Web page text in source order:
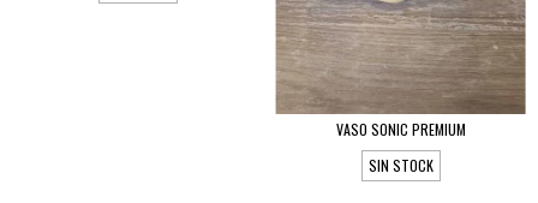
VASO SONIC PREMIUM
SIN STOCK